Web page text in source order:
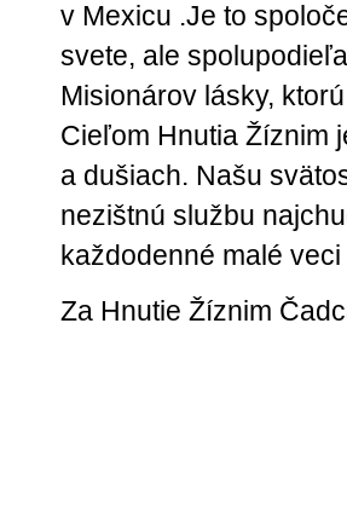
v Mexicu .Je to
svete, ale
Misionárov lásky,
Cieľom Hnutia Žíznim
a dušiach. Našu
nezištnú službu
každodenné malé
Za Hnutie Žíznim